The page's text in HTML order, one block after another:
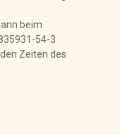
beim
54-3
Zeiten des